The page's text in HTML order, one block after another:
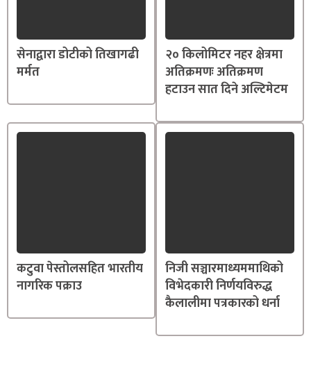
सेनाद्वारा डोटीको तिखागढी
मर्मत
२० किलोमिटर नहर क्षेत्रमा
अतिक्रमणः अतिक्रमण
हटाउन सात दिने अल्टिमेटम
कटुवा पेस्तोलसहित भारतीय
नागरिक पक्राउ
निजी सञ्चारमाध्यममाथिको
विभेदकारी निर्णयविरुद्ध
कैलालीमा पत्रकारको धर्ना